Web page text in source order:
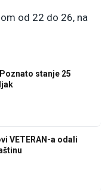
od 22 do 26, na
stanje 25
VETERAN-a odali